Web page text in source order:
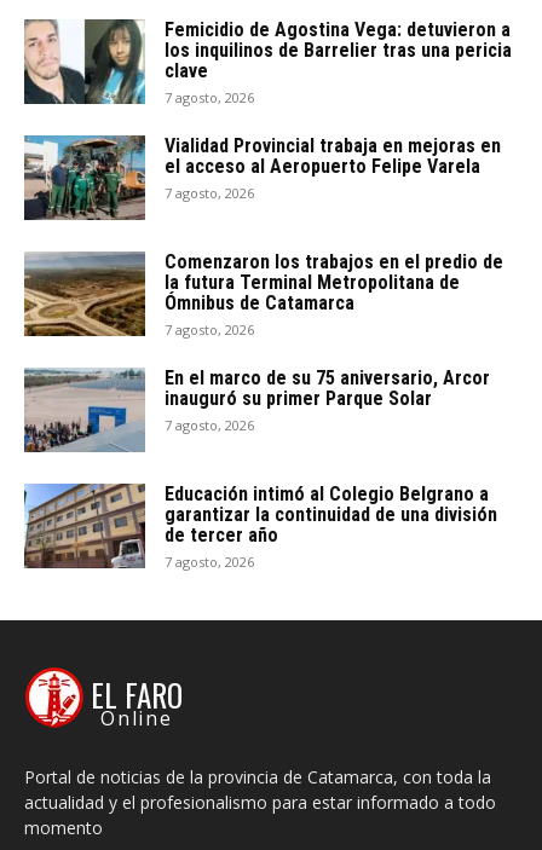
Femicidio de Agostina Vega: detuvieron a
los inquilinos de Barrelier tras una pericia
clave
7 agosto, 2026
Vialidad Provincial trabaja en mejoras en
el acceso al Aeropuerto Felipe Varela
7 agosto, 2026
Comenzaron los trabajos en el predio de
la futura Terminal Metropolitana de
Ómnibus de Catamarca
7 agosto, 2026
En el marco de su 75 aniversario, Arcor
inauguró su primer Parque Solar
7 agosto, 2026
Educación intimó al Colegio Belgrano a
garantizar la continuidad de una división
de tercer año
7 agosto, 2026
EL FARO
Online
Portal de noticias de la provincia de Catamarca, con toda la
actualidad y el profesionalismo para estar informado a todo
momento